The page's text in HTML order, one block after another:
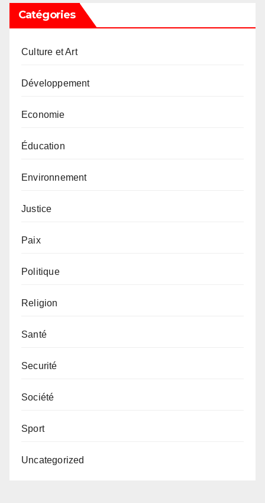
Catégories
Culture et Art
Développement
Economie
Éducation
Environnement
Justice
Paix
Politique
Religion
Santé
Securité
Société
Sport
Uncategorized